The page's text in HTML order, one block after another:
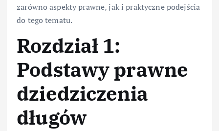
zarówno aspekty prawne, jak i praktyczne podejścia
do tego tematu.
Rozdział 1:
Podstawy prawne
dziedziczenia
długów